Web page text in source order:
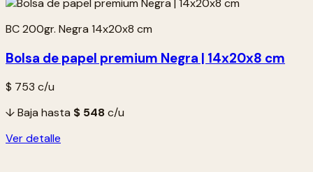
BC 200gr. Negra 14x20x8 cm
Bolsa de papel premium Negra | 14x20x8 cm
$ 753 c/u
↓ Baja hasta $ 548c/u
Ver detalle